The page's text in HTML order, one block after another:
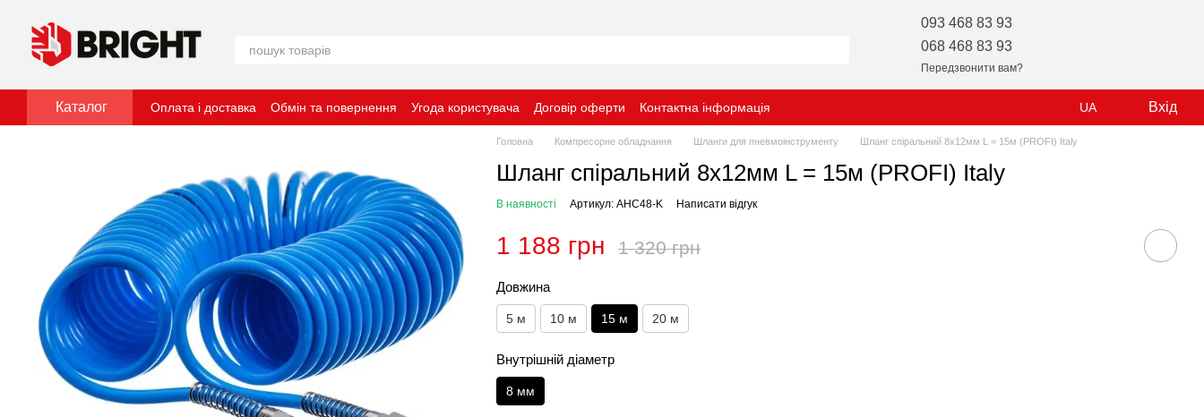
093 468 83 93
068 468 83 93
Передзвонити вам?
Каталог Оплата і доставка Обмін та повернення Угода користувача Договір оферти Контактна інформація UA Вхід
Головна Компресорне обладнання Шланги для пневмоінструменту Шланг спіральний 8х12мм L = 15м (PROFI) Italy
Шланг спіральний 8х12мм L = 15м (PROFI) Italy
В наявності Артикул: AHC48-K Написати відгук
1 188 грн 1 320 грн
Довжина
5 м 10 м 15 м 20 м
Внутрішній діаметр
8 мм